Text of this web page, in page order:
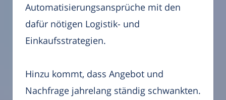
Automatisierungsansprüche mit den
dafür nötigen Logistik- und
Einkaufsstrategien.
Hinzu kommt, dass Angebot und
Nachfrage jahrelang ständig schwankten.